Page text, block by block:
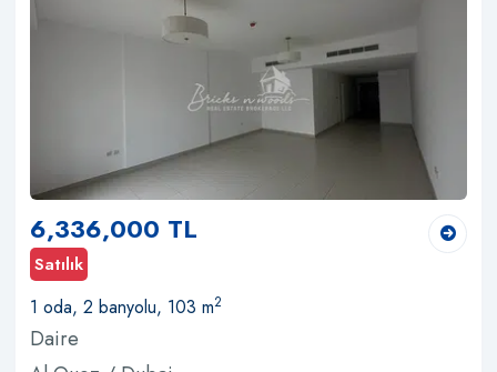
6,336,000 TL
Satılık
1 oda, 2 banyolu, 103 m2
Daire